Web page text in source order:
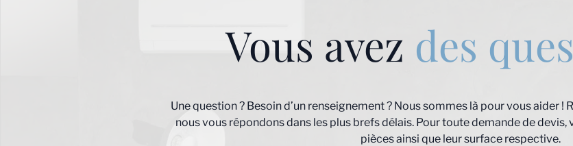
Vous avez des
Une question ? Besoin d’un renseignement ? Nous sommes là pour vous aider
nous vous répondons dans les plus brefs délais. Pour toute demande de
pièces ainsi que leur surface respective.